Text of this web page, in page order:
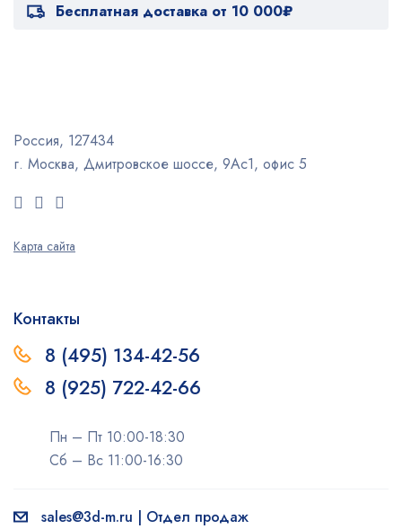
Бесплатная доставка от 10 000₽
Россия, 127434
г. Москва, Дмитровское шоссе, 9Ас1, офис 5
Карта сайта
Контакты
8 (495) 134-42-56
8 (925) 722-42-66
Пн – Пт 10:00-18:30
Сб – Вс 11:00-16:30
sales@3d-m.ru | Отдел продаж